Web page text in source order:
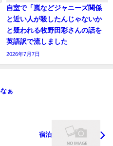
自室で「嵐などジャニーズ関係
と近い人が殺したんじゃないか
と疑われる牧野田彩さんの話を
英語訳で流しました
2026年7月7日
ぁ
宿泊